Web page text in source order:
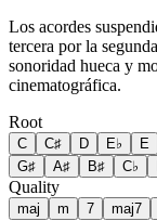
Los acordes
tercera por la
sonoridad hueca y
cinematográfica.
Root
C C♯ D E♭ E
G♯
A♯ B♯ C♭
Quality
maj m 7 maj7